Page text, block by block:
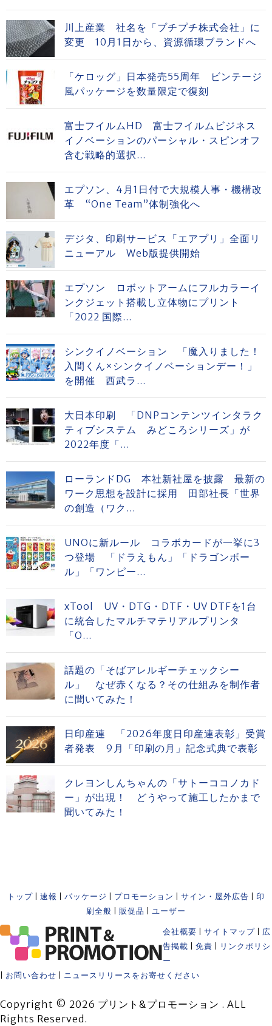
川上産業 社名を「プチプチ株式会社」に
変更 10月1日から、資源循環ブランドへ
「ケロッグ」日本発売55周年 ビンテージ
風パッケージを数量限定で復刻
富士フイルムHD 富士フイルムビジネス
イノベーションのパーシャル・スピンオフ
含む戦略的選択...
エプソン、4月1日付で大規模人事・機構改
革 “One Team”体制強化へ
デジタ、印刷サービス「エアプリ」全面リ
ニューアル Web版提供開始
エプソン ロボットアームにフルカラーイ
ンクジェット搭載し立体物にプリント
「2022 国際...
シンクイノベーション 「魔入りました！
入間くん×シンクイノベーションデー！」
を開催 西武ラ...
大日本印刷 「DNPコンテンツインタラク
ティブシステム みどころシリーズ」が
2022年度「...
ローランドDG 本社新社屋を披露 最新の
ワーク思想を設計に採用 田部社長「世界
の創造（ワク...
UNOに新ルール コラボカードが一挙に3
つ登場 「ドラえもん」「ドラゴンボー
ル」「ワンピー...
xTool UV・DTG・DTF・UV DTFを1台
に統合したマルチマテリアルプリンタ
「O...
話題の「そばアレルギーチェックシー
ル」 なぜ赤くなる？その仕組みを制作者
に聞いてみた！
日印産連 「2026年度日印産連表彰」受賞
者発表 9月「印刷の月」記念式典で表彰
クレヨンしんちゃんの「サトーココノカド
ー」が出現！ どうやって施工したかまで
聞いてみた！
トップ 速報 パッケージ プロモーション サイン・屋外広告
印
刷全般
販促品 ユーザー
会社概要 サイトマップ
広
告掲載
免責
リンクポリシ
ー
お問い合わせ ニュースリリースをお寄せください
Copyright © 2026 プリント&プロモーション . ALL
Rights Reserved.